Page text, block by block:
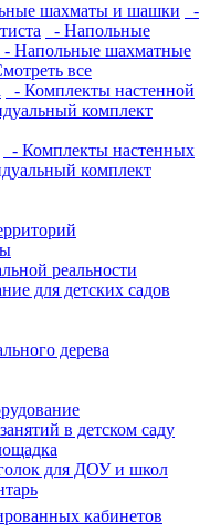
шахматы и шашки
-
- Напольные
- Напольные шахматные
все
- Комплекты настенной
комплект
- Комплекты настенных
комплект
реальности
для детских садов
дерева
в детском саду
для ДОУ и школ
кабинетов